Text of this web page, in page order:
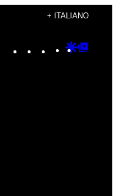
+ ITALIANO
Instagram
TikTok
YouTube
Google